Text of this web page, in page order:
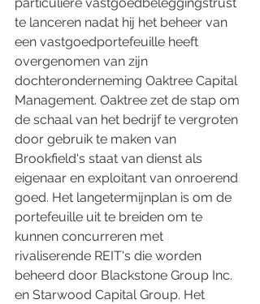
te lanceren nadat hij het beheer van
een vastgoedportefeuille heeft
overgenomen van zijn
dochteronderneming Oaktree Capital
Management. Oaktree zet de stap om
de schaal van het bedrijf te vergroten
door gebruik te maken van
Brookfield's staat van dienst als
eigenaar en exploitant van onroerend
goed. Het langetermijnplan is om de
portefeuille uit te breiden om te
kunnen concurreren met
rivaliserende REIT's die worden
beheerd door Blackstone Group Inc.
en Starwood Capital Group. Het